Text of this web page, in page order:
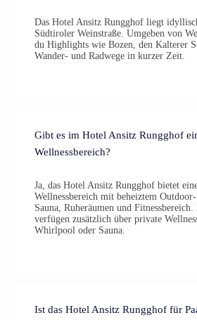
Das Hotel Ansitz Rungghof liegt
Südtiroler Weinstraße. Umgeben von
du Highlights wie Bozen, den Kalterer
Wander- und Radwege in kurzer Zeit.
Gibt es im Hotel Ansitz Rungghof
Wellnessbereich?
Ja, das Hotel Ansitz Rungghof bietet
Wellnessbereich mit beheiztem
Sauna, Ruheräumen und
verfügen zusätzlich über private
Whirlpool oder Sauna.
Ist das Hotel Ansitz Rungghof für